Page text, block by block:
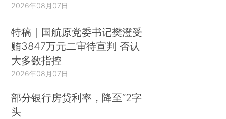
2026年08月07日
特稿｜国航原党委书记樊澄受
贿3847万元二审待宣判 否认
大多数指控
2026年08月07日
部分银行房贷利率，降至“2字
头